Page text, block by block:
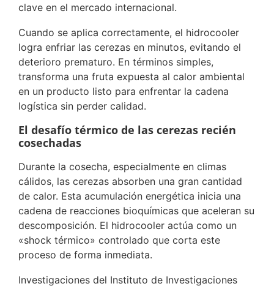
clave en el mercado internacional.
Cuando se aplica correctamente, el hidrocooler
logra enfriar las cerezas en minutos, evitando el
deterioro prematuro. En términos simples,
transforma una fruta expuesta al calor ambiental
en un producto listo para enfrentar la cadena
logística sin perder calidad.
El desafío térmico de las cerezas recién
cosechadas
Durante la cosecha, especialmente en climas
cálidos, las cerezas absorben una gran cantidad
de calor. Esta acumulación energética inicia una
cadena de reacciones bioquímicas que aceleran su
descomposición. El hidrocooler actúa como un
«shock térmico» controlado que corta este
proceso de forma inmediata.
Investigaciones del Instituto de Investigaciones